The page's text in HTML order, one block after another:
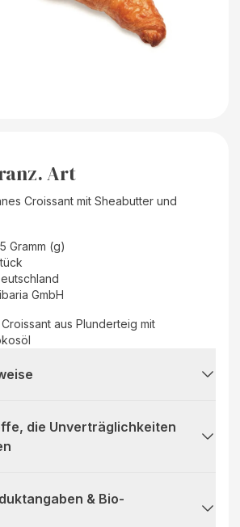
Art
Croissant mit Sheabutter und
Gramm (g)
GmbH
aus Plunderteig mit
die Unverträglichkeiten
& Bio-